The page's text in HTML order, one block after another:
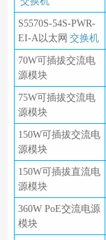
S5570S-54S-PWR-
EI-A以太网 交换机
70W可插拔交流电
源模块
75W可插拔交流电
源模块
150W可插拔交流电
源模块
150W可插拔直流电
源模块
360W PoE交流电源
模块